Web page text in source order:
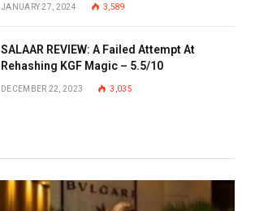
JANUARY 27, 2024 3,589
SALAAR REVIEW: A Failed Attempt At
Rehashing KGF Magic – 5.5/10
DECEMBER 22, 2023 3,035